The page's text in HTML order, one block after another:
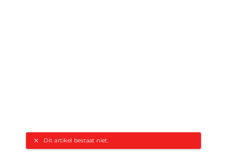
Dit artikel bestaat niet.